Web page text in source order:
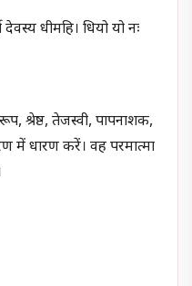
धीमहि। धियो यो नः
श्रेष्ठ, तेजस्वी, पापनाशक,
में धारण करें। वह परमात्मा